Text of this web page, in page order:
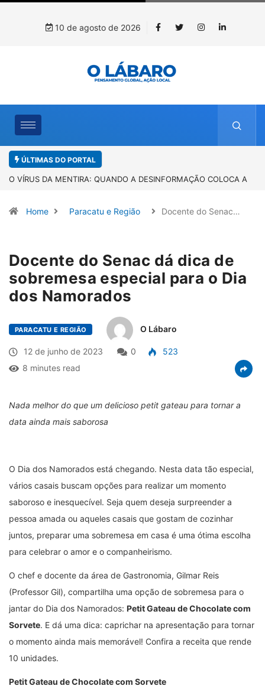
10 de agosto de 2026
ÚLTIMAS DO PORTAL
“A memória é mais forte que o esquecimento”: Sandro Neiva lança
Home Paracatu e Região Docente do Senac…
Docente do Senac dá dica de
sobremesa especial para o Dia
dos Namorados
PARACATU E REGIÃO O Lábaro
12 de junho de 2023 0
523
8 minutes read
Nada melhor do que um delicioso petit gateau para tornar a
data ainda mais saborosa
O Dia dos Namorados está chegando. Nesta data tão especial,
vários casais buscam opções para realizar um momento
saboroso e inesquecível. Seja quem deseja surpreender a
pessoa amada ou aqueles casais que gostam de cozinhar
juntos, preparar uma sobremesa em casa é uma ótima escolha
para celebrar o amor e o companheirismo.
O chef e docente da área de Gastronomia, Gilmar Reis
(Professor Gil), compartilha uma opção de sobremesa para o
jantar do Dia dos Namorados: Petit Gateau de Chocolate com
Sorvete. E dá uma dica: caprichar na apresentação para tornar
o momento ainda mais memorável! Confira a receita que rende
10 unidades.
Petit Gateau de Chocolate com Sorvete